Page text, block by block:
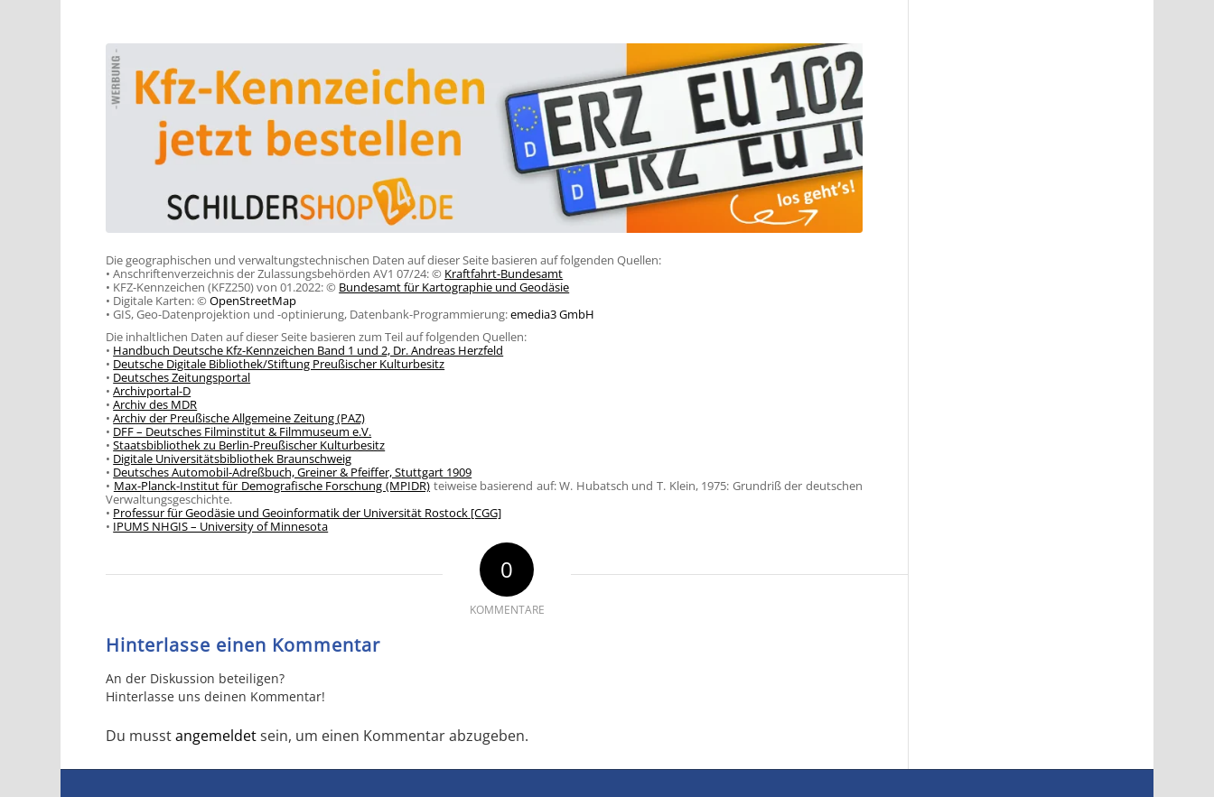
Die geographischen und verwaltungstechnischen Daten auf dieser Seite basieren auf folgenden Quellen:
• Anschriftenverzeichnis der Zulassungsbehörden AV1 07/24: © Kraftfahrt-Bundesamt
• KFZ-Kennzeichen (KFZ250) von 01.2022: © Bundesamt für Kartographie und Geodäsie
• Digitale Karten: ©OpenStreetMap
• GIS, Geo-Datenprojektion und -optinierung, Datenbank-Programmierung:emedia3 GmbH
Die inhaltlichen Daten auf dieser Seite basieren zum Teil auf folgenden Quellen:
• Handbuch Deutsche Kfz-Kennzeichen Band 1 und 2, Dr. Andreas Herzfeld
• Deutsche Digitale Bibliothek/Stiftung Preußischer Kulturbesitz
• Deutsches Zeitungsportal
•Archivportal-D
•Archiv des MDR
•Archiv der Preußische Allgemeine Zeitung (PAZ)
• DFF – Deutsches Filminstitut & Filmmuseum e.V.
•Staatsbibliothek zu Berlin-Preußischer Kulturbesitz
• Digitale Universitätsbibliothek Braunschweig
• Deutsches Automobil-Adreßbuch, Greiner & Pfeiffer, Stuttgart 1909
• Max-Planck-Institut für Demografische Forschung (MPIDR) teiweise basierend auf: W. Hubatsch und T. Klein, 1975: Grundriß der deutschen
Verwaltungsgeschichte.
• Professur für Geodäsie und Geoinformatik der Universität Rostock [CGG]
• IPUMS NHGIS – University of Minnesota
0
KOMMENTARE
Hinterlasse einen Kommentar
An der Diskussion beteiligen?
Hinterlasse uns deinen Kommentar!
Du musstangemeldetsein, um einen Kommentar abzugeben.